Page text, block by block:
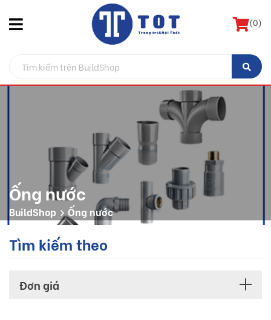
(0)
Ống nước
BuildShop Ống nước
Tìm kiếm theo
Đơn giá